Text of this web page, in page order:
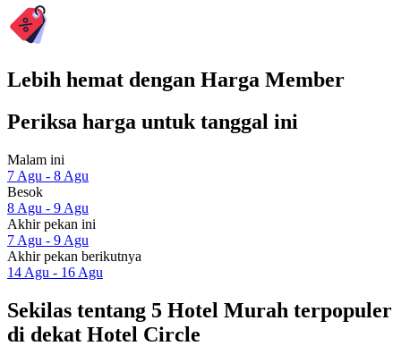
Lebih hemat dengan Harga Member
Periksa harga untuk tanggal ini
Malam ini
7 Agu - 8 Agu
Besok
8 Agu - 9 Agu
Akhir pekan ini
7 Agu - 9 Agu
Akhir pekan berikutnya
14 Agu - 16 Agu
Sekilas tentang 5 Hotel Murah terpopuler
di dekat Hotel Circle